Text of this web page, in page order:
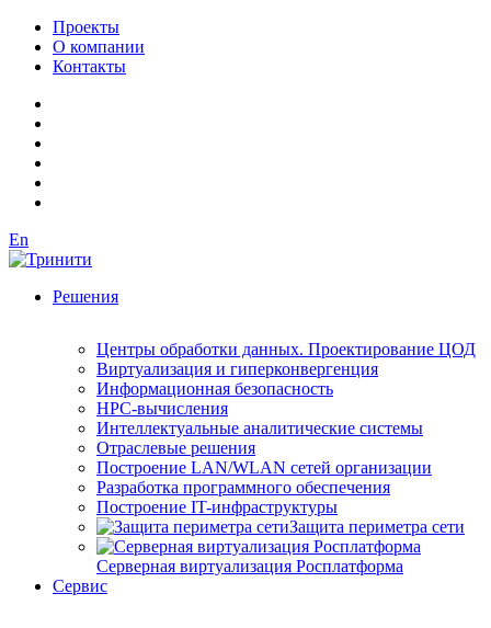
Проекты
О компании
Контакты
En
Решения
Центры обработки данных. Проектирование ЦОД
Виртуализация и гиперконвергенция
Информационная безопасность
HPC-вычисления
Интеллектуальные аналитические системы
Отраслевые решения
Построение LAN/WLAN сетей организации
Разработка программного обеспечения
Построение IT-инфраструктуры
Защита периметра сети
Серверная виртуализация Росплатформа
Сервис